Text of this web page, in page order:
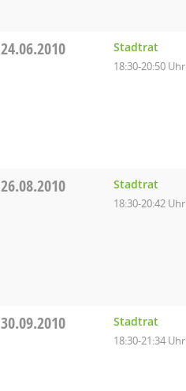
24.06.2010 Stadtrat
18:30-20:50 Uhr
26.08.2010 Stadtrat
18:30-20:42 Uhr
30.09.2010 Stadtrat
18:30-21:34 Uhr